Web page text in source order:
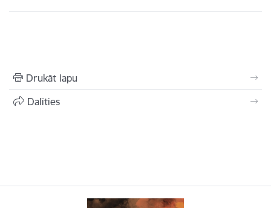
Drukāt lapu
Dalīties